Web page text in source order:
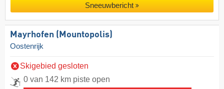
Sneeuwbericht
Mayrhofen (Mountopolis)
Oostenrijk
Skigebied gesloten
0 van 142 km piste open